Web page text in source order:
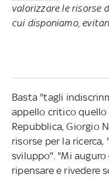
valorizzare le risorse
cui disponiamo,
Basta "tagli
appello critico quello
Repubblica, Giorgio
risorse per la
sviluppo". "Mi
ripensare e rivedere